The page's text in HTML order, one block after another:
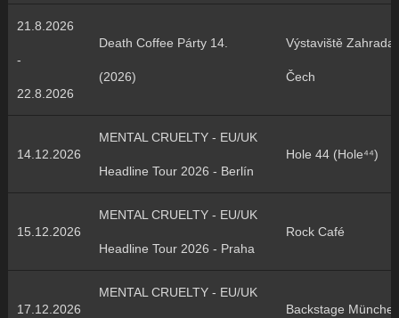
21.8.2026
-
22.8.2026
Death Coffee Párty 14.
(2026)
Výstaviště Zahrada
Čech
14.12.2026
MENTAL CRUELTY - EU/UK
Headline Tour 2026 - Berlín
Hole 44 (Hole⁴⁴)
15.12.2026
MENTAL CRUELTY - EU/UK
Headline Tour 2026 - Praha
Rock Café
17.12.2026
MENTAL CRUELTY - EU/UK
Backstage